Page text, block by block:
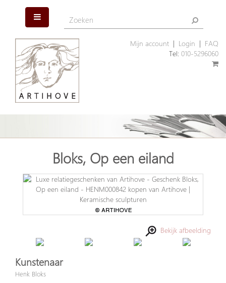
Mijn account| Login
FAQ
Tel: 010-5296060
Bloks, Op een eiland
Bekijk afbeelding
Kunstenaar
Henk Bloks